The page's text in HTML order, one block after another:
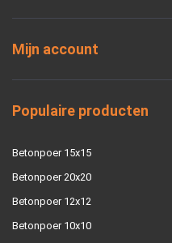
Mijn account
Populaire producten
Betonpoer 15x15
Betonpoer 20x20
Betonpoer 12x12
Betonpoer 10x10